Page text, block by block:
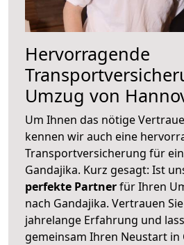
Hervorragende
Umzug von
Um Ihnen das nötige
kennen wir auch eine
Transportversicherung für
Gandajika. Kurz gesagt: Ist
perfekte Partnerfür Ihren
nach Gandajika. Vertrauen
jahrelange Erfahrung und
gemeinsam Ihren Neustart in